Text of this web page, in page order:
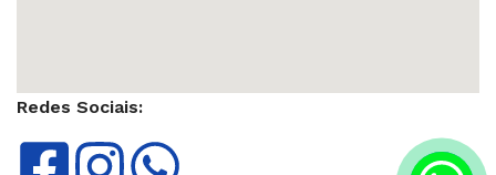
Redes Sociais: